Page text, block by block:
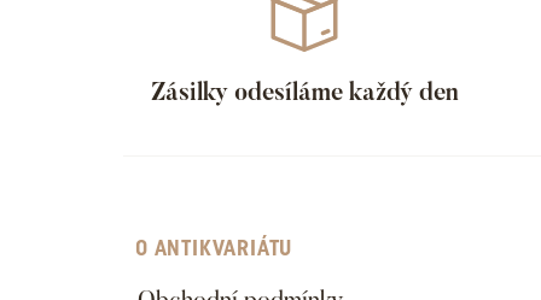
Zásilky odesíláme každý den
O ANTIKVARIÁTU